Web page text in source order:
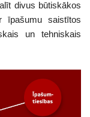
divus būtiskākos
īpašumu saistītos
un tehniskais